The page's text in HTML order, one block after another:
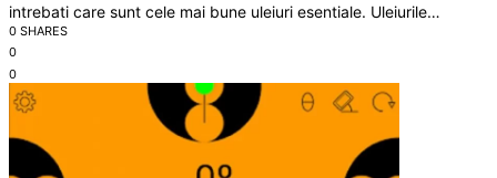
intrebati care sunt cele mai bune uleiuri esentiale. Uleiurile…
0 SHARES
0
0